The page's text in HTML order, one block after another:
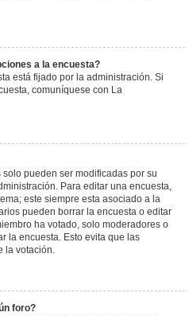
a la encuesta?
está fijado por la administración. Si
comuníquese con La
pueden ser modificadas por su
Para editar una encuesta,
este siempre esta asociado a la
pueden borrar la encuesta o editar
ha votado, solo moderadores o
la encuesta. Esto evita que las
la votación.
foro?